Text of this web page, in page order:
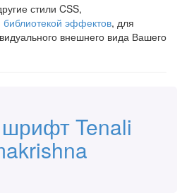
стили CSS,
библиотекой эффектов, для
внешнего вида Вашего
Tenali